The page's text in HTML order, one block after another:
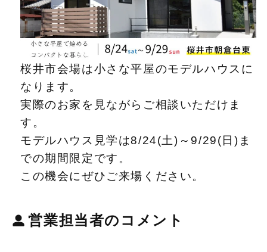
桜井市会場は小さな平屋のモデルハウスに
なります。
実際のお家を見ながらご相談いただけま
す。
モデルハウス見学は8/24(土)～9/29(日)ま
での期間限定です。
この機会にぜひご来場ください。
営業担当者のコメント